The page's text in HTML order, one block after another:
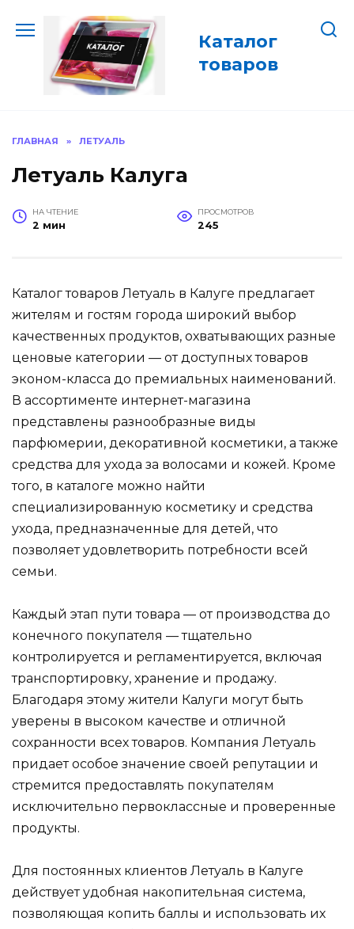
содержанию
Каталог
товаров
ГЛАВНАЯ » ЛЕТУАЛЬ
Летуаль Калуга
НА ЧТЕНИЕ
2 мин
ПРОСМОТРОВ
245
Каталог товаров Летуаль в Калуге предлагает
жителям и гостям города широкий выбор
качественных продуктов, охватывающих разные
ценовые категории — от доступных товаров
эконом-класса до премиальных наименований.
В ассортименте интернет-магазина
представлены разнообразные виды
парфюмерии, декоративной косметики, а также
средства для ухода за волосами и кожей. Кроме
того, в каталоге можно найти
специализированную косметику и средства
ухода, предназначенные для детей, что
позволяет удовлетворить потребности всей
семьи.
Каждый этап пути товара — от производства до
конечного покупателя — тщательно
контролируется и регламентируется, включая
транспортировку, хранение и продажу.
Благодаря этому жители Калуги могут быть
уверены в высоком качестве и отличной
сохранности всех товаров. Компания Летуаль
придает особое значение своей репутации и
стремится предоставлять покупателям
исключительно первоклассные и проверенные
продукты.
Для постоянных клиентов Летуаль в Калуге
действует удобная накопительная система,
позволяющая копить баллы и использовать их